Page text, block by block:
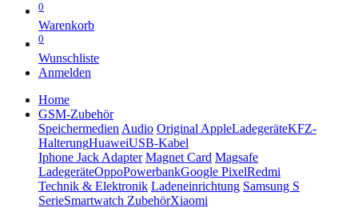
0
Warenkorb
0
Wunschliste
Anmelden
Home
GSM-Zubehör
Speichermedien Audio Original AppleLadegeräteKFZ-
HalterungHuaweiUSB-Kabel
Iphone Jack Adapter Magnet Card Magsafe
LadegeräteOppoPowerbankGoogle PixelRedmi
Technik & Elektronik Ladeneinrichtung Samsung S
SerieSmartwatch ZubehörXiaomi